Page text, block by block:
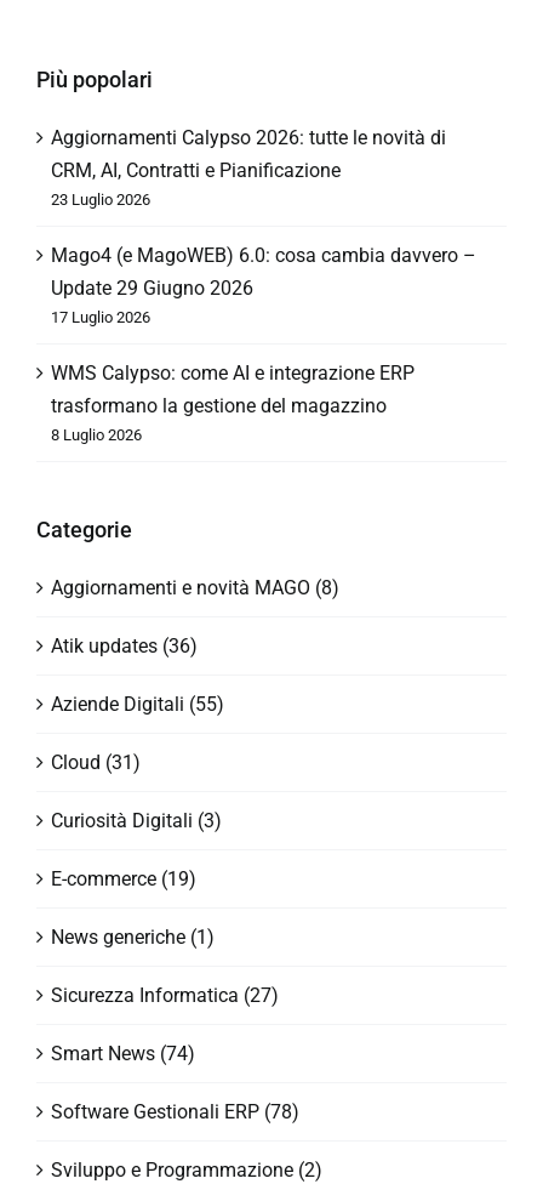
Più popolari
Aggiornamenti Calypso 2026: tutte le novità di
CRM, AI, Contratti e Pianificazione
23 Luglio 2026
Mago4 (e MagoWEB) 6.0: cosa cambia davvero –
Update 29 Giugno 2026
17 Luglio 2026
WMS Calypso: come AI e integrazione ERP
trasformano la gestione del magazzino
8 Luglio 2026
Categorie
Aggiornamenti e novità MAGO (8)
Atik updates (36)
Aziende Digitali (55)
Cloud (31)
Curiosità Digitali (3)
E-commerce (19)
News generiche (1)
Sicurezza Informatica (27)
Smart News (74)
Software Gestionali ERP (78)
Sviluppo e Programmazione (2)